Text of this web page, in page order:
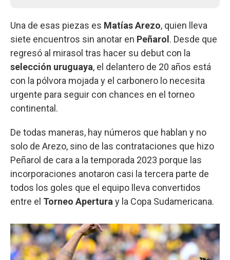
Una de esas piezas es Matías Arezo, quien lleva
siete encuentros sin anotar en Peñarol . Desde que
regresó al mirasol tras hacer su debut con la
selección uruguaya, el delantero de 20 años está
con la pólvora mojada y el carbonero lo necesita
urgente para seguir con chances en el torneo
continental.
De todas maneras, hay números que hablan y no
solo de Arezo, sino de las contrataciones que hizo
Peñarol de cara a la temporada 2023 porque las
incorporaciones anotaron casi la tercera parte de
todos los goles que el equipo lleva convertidos
entre el Torneo Apertura y la Copa Sudamericana.